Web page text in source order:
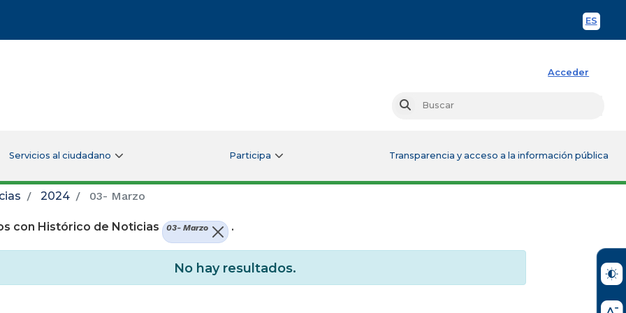
ES
Acceder
Buscar
Servicios al ciudadano Participa Transparencia y acceso a la información pública
2024 03- Marzo
con Histórico de Noticias 03- Marzo .
No hay resultados.